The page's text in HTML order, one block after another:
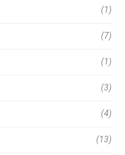
(1)
(7)
(1)
(3)
(4)
(13)